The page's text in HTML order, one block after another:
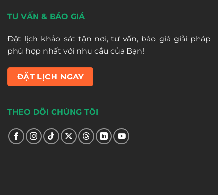
TƯ VẤN & BÁO GIÁ
Đặt lịch khảo sát tận nơi, tư vấn, báo giá giải pháp
phù hợp nhất với nhu cầu của Bạn!
ĐẶT LỊCH NGAY
THEO DÕI CHÚNG TÔI